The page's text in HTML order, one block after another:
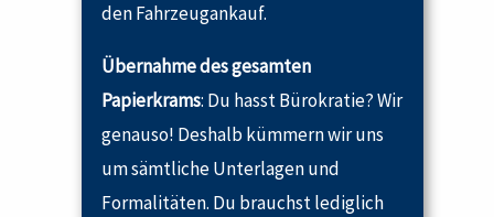
den Fahrzeugankauf.
Übernahme des gesamten
Papierkrams: Du hasst Bürokratie? Wir
genauso! Deshalb kümmern wir uns
um sämtliche Unterlagen und
Formalitäten. Du brauchst lediglich